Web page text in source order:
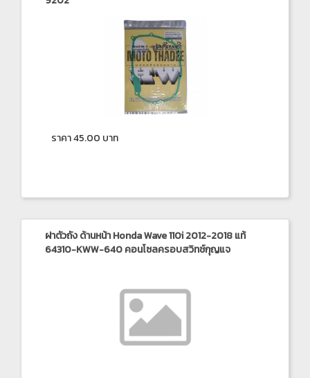
ราคา 45.00 บาท
ฝาตัวถัง ด้านหน้า Honda Wave 110i 2012-2018 แท้
64310-KWW-640 คอนโซลครอบสวิทช์กุญแจ